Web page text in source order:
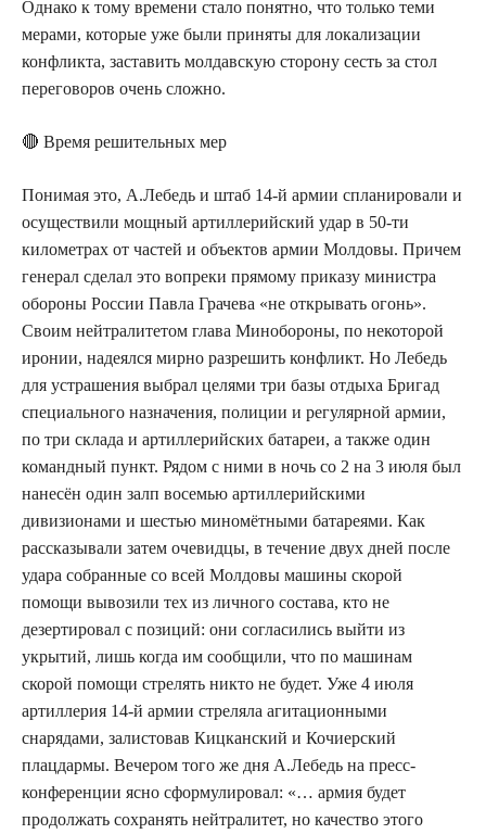
Однако к тому времени стало понятно, что только теми
мерами, которые уже были приняты для локализации
конфликта, заставить молдавскую сторону сесть за стол
переговоров очень сложно.
🔴 Время решительных мер
Понимая это, А.Лебедь и штаб 14-й армии спланировали и
осуществили мощный артиллерийский удар в 50-ти
километрах от частей и объектов армии Молдовы. Причем
генерал сделал это вопреки прямому приказу министра
обороны России Павла Грачева «не открывать огонь».
Своим нейтралитетом глава Минобороны, по некоторой
иронии, надеялся мирно разрешить конфликт. Но Лебедь
для устрашения выбрал целями три базы отдыха Бригад
специального назначения, полиции и регулярной армии,
по три склада и артиллерийских батареи, а также один
командный пункт. Рядом с ними в ночь со 2 на 3 июля был
нанесён один залп восемью артиллерийскими
дивизионами и шестью миномётными батареями. Как
рассказывали затем очевидцы, в течение двух дней после
удара собранные со всей Молдовы машины скорой
помощи вывозили тех из личного состава, кто не
дезертировал с позиций: они согласились выйти из
укрытий, лишь когда им сообщили, что по машинам
скорой помощи стрелять никто не будет. Уже 4 июля
артиллерия 14-й армии стреляла агитационными
снарядами, залистовав Кицканский и Кочиерский
плацдармы. Вечером того же дня А.Лебедь на пресс-
конференции ясно сформулировал: «… армия будет
продолжать сохранять нейтралитет, но качество этого